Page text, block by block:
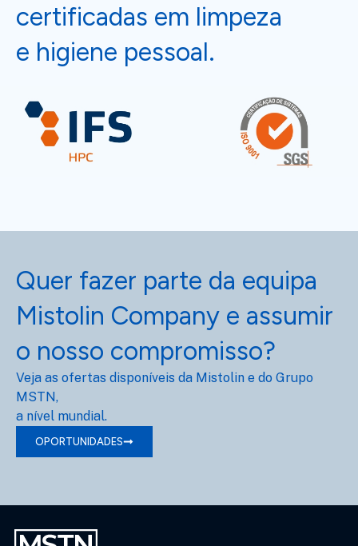
certificadas em limpeza
e higiene pessoal.
Quer fazer parte da equipa
Mistolin Company e assumir
o nosso compromisso?
Veja as ofertas disponíveis da Mistolin e do Grupo
MSTN,
a nível mundial.
OPORTUNIDADES